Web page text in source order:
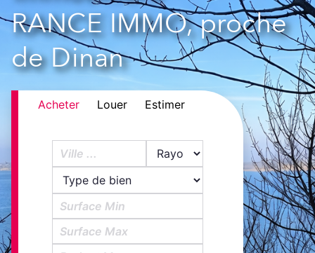
RANCE IMMO, proche
de Dinan
Acheter Louer Estimer